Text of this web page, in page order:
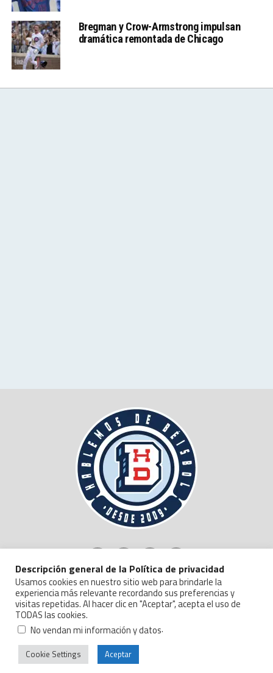
Bregman y Crow-Armstrong impulsan
dramática remontada de Chicago
Copyright © 2024 Hablemos de Beisbol.
Descripción general de la Política de privacidad
Usamos cookies en nuestro sitio web para brindarle la
experiencia más relevante recordando sus preferencias y
visitas repetidas. Al hacer clic en "Aceptar", acepta el uso de
TODAS las cookies.
No vendan mi información y datos.
Cookie Settings Aceptar